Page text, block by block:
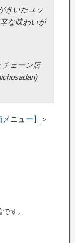
きいたユッ
な味わいが
ェーン店
ニュー】 ＞
す。